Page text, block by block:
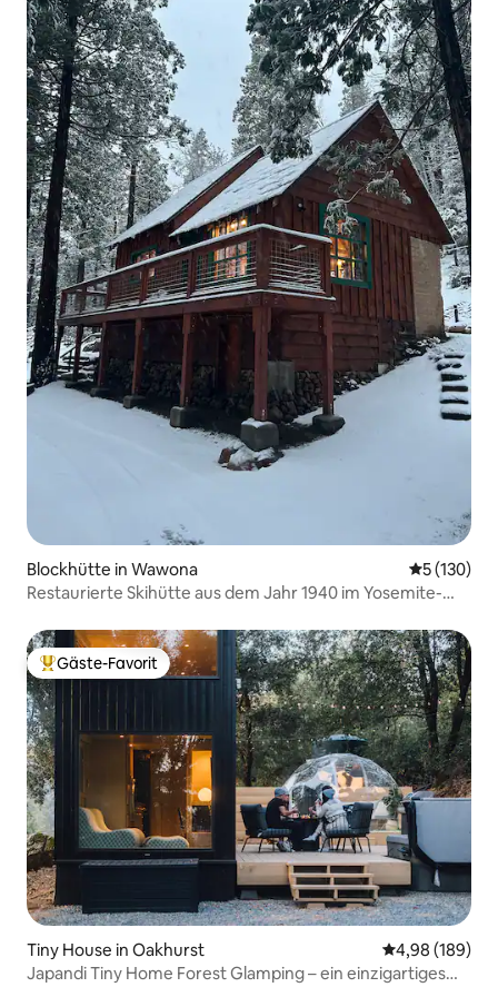
Blockhütte in Wawona
5 (130)
Restaurierte Skihütte aus dem Jahr 1940 im Yosemite-
Beliebter Gäste-Favorit.
Gäste-Favorit
Tiny House in Oakhurst
4,98 (189)
Japandi Tiny Home Forest Glamping – ein einzigartiges